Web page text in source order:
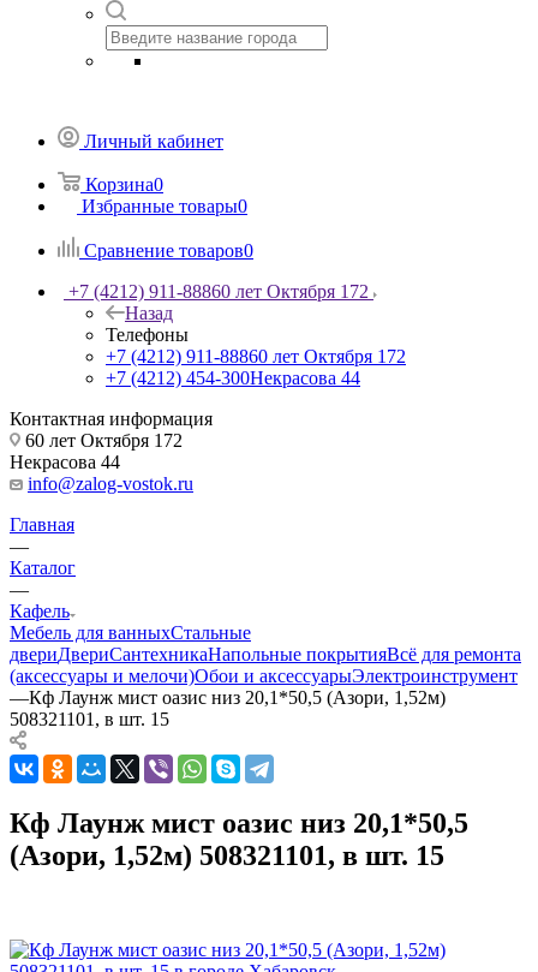
Личный кабинет
Корзина0
Избранные товары0
Сравнение товаров0
+7 (4212) 911-88860 лет Октября 172
Назад
Телефоны
+7 (4212) 911-88860 лет Октября 172
+7 (4212) 454-300Некрасова 44
Контактная информация
60 лет Октября 172
Некрасова 44
info@zalog-vostok.ru
Главная
—
Каталог
—
Кафель
Мебель для ванныхСтальные
двериДвериСантехникаНапольные покрытияВсё для ремонта
(аксессуары и мелочи)Обои и аксессуарыЭлектроинструмент
—Кф Лаунж мист оазис низ 20,1*50,5 (Азори, 1,52м)
508321101, в шт. 15
Кф Лаунж мист оазис низ 20,1*50,5
(Азори, 1,52м) 508321101, в шт. 15